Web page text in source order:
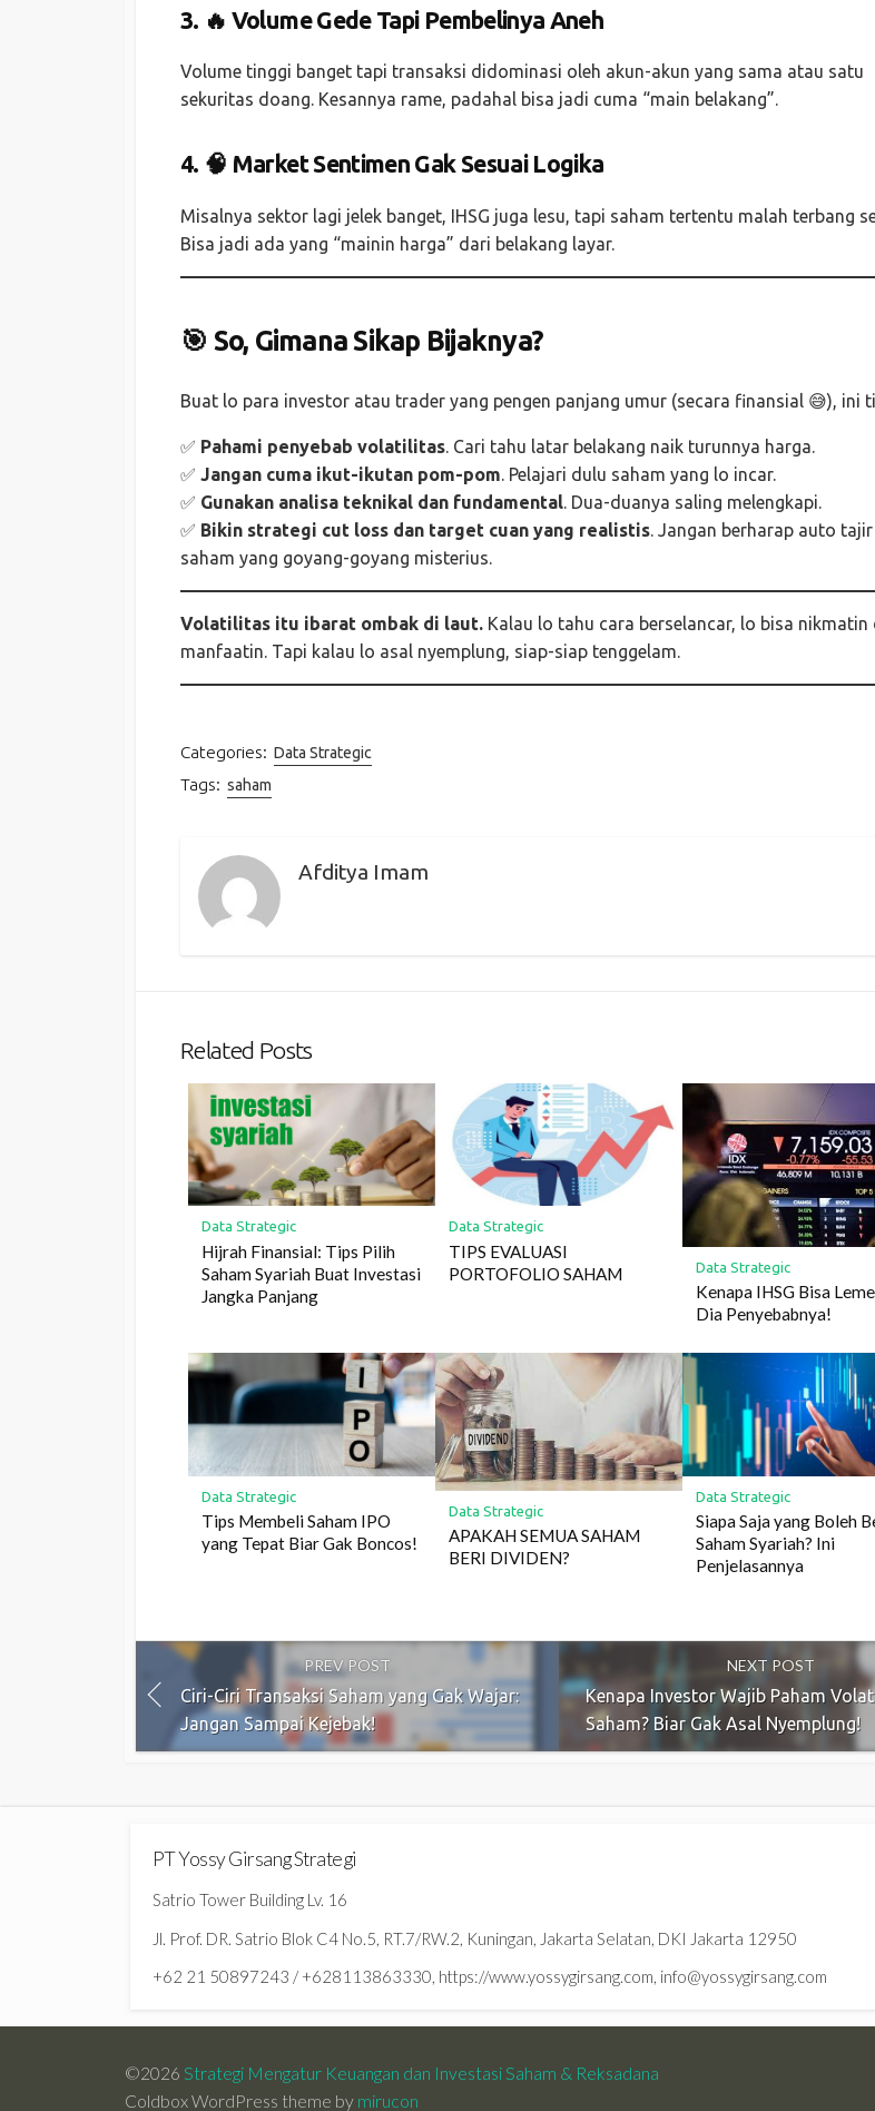
3. 🔥 Volume Gede Tapi Pembelinya Aneh
Volume tinggi banget tapi transaksi didominasi oleh akun-akun yang sama atau satu
sekuritas doang. Kesannya rame, padahal bisa jadi cuma “main belakang”.
4. 🧠 Market Sentimen Gak Sesuai Logika
Misalnya sektor lagi jelek banget, IHSG juga lesu, tapi saham tertentu malah terbang
Bisa jadi ada yang “mainin harga” dari belakang layar.
🎯 So, Gimana Sikap Bijaknya?
Buat lo para investor atau trader yang pengen panjang umur (secara finansial 😅), ini
✅ Pahami penyebab volatilitas. Cari tahu latar belakang naik turunnya harga.
✅ Jangan cuma ikut-ikutan pom-pom. Pelajari dulu saham yang lo incar.
✅ Gunakan analisa teknikal dan fundamental. Dua-duanya saling melengkapi.
✅ Bikin strategi cut loss dan target cuan yang realistis. Jangan berharap auto
saham yang goyang-goyang misterius.
Volatilitas itu ibarat ombak di laut. Kalau lo tahu cara berselancar, lo bisa nikmatin
manfaatin. Tapi kalau lo asal nyemplung, siap-siap tenggelam.
Categories: Data Strategic
Tags: saham
Afditya Imam
Related Posts
Data Strategic
Hijrah Finansial: Tips Pilih
Saham Syariah Buat Investasi
Jangka Panjang
Data Strategic
TIPS EVALUASI
PORTOFOLIO SAHAM
Data Strategic
Kenapa IHSG Bisa
Dia Penyebabnya!
Data Strategic
Tips Membeli Saham IPO
yang Tepat Biar Gak Boncos!
Data Strategic
APAKAH SEMUA SAHAM
BERI DIVIDEN?
Data Strategic
Siapa Saja yang Boleh
Saham Syariah? Ini
Penjelasannya
PREV POST
Ciri-Ciri Transaksi Saham yang Gak Wajar:
Jangan Sampai Kejebak!
NEXT POST
Kenapa Investor Wajib Paham
Saham? Biar Gak Asal Nyemplung!
PT Yossy Girsang Strategi
Satrio Tower Building Lv. 16
Jl. Prof. DR. Satrio Blok C4 No.5, RT.7/RW.2, Kuningan, Jakarta Selatan, DKI Jakarta 12950
+62 21 50897243 / +628113863330, https://www.yossygirsang.com, info@yossygirsang.com
©2026 Strategi Mengatur Keuangan dan Investasi Saham & Reksadana
Coldbox WordPress theme by mirucon